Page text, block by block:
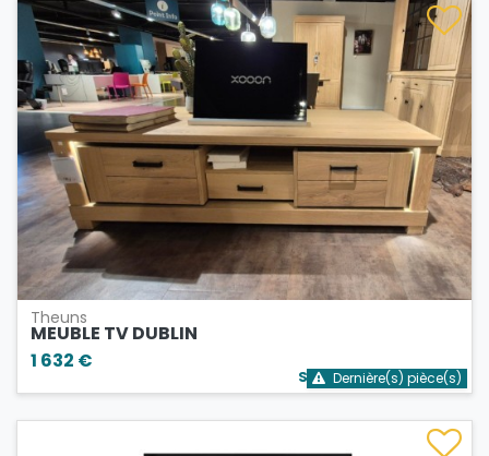
Theuns
MEUBLE TV DUBLIN
1 632 €
Stock bientôt épuisé
Dernière(s) pièce(s)